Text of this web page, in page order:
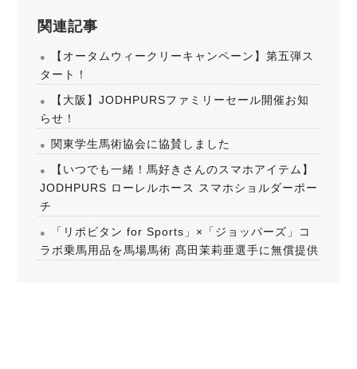
関連記事
【オータムウィークリーキャンペーン】第五弾ス
タート！
【大阪】JODHPURSファミリーセール開催お知
らせ！
関東学生馬術協会に協賛しました
【いつでも一緒！馬好きさんのスマホアイテム】
JODHPURS ローレルホース スマホショルダーポー
チ
「リポビタン for Sports」×「ジョッパーズ」コ
ラボ乗馬用品を馬場馬術 髙田茉莉亜選手に無償提供